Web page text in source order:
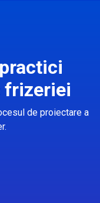
frizeriei
de proiectare a